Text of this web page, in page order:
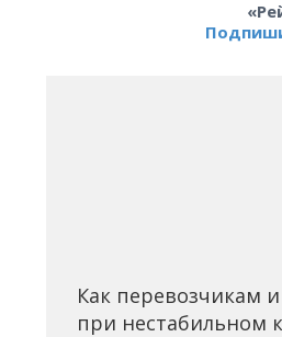
Как перевозчикам
при нестабильном